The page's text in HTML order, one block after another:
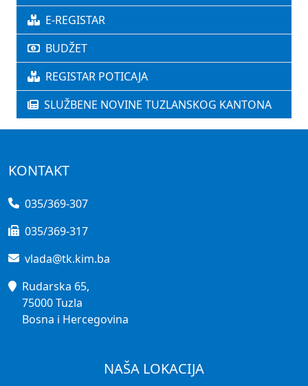
E-REGISTAR
BUDŽET
REGISTAR POTICAJA
SLUŽBENE NOVINE TUZLANSKOG KANTONA
KONTAKT
035/369-307
035/369-317
vlada@tk.kim.ba
Rudarska 65,
75000 Tuzla
Bosna i Hercegovina
NAŠA LOKACIJA